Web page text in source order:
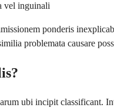
vel inguinali
ponderis
problemata causare
ubi incipit classificant.